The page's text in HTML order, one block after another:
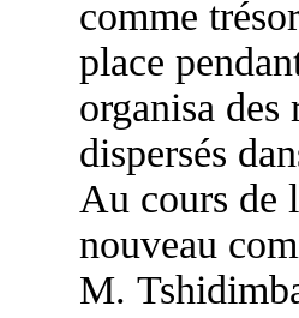
comme
place
organisa
dispersés
Au cours de
nouveau
M.